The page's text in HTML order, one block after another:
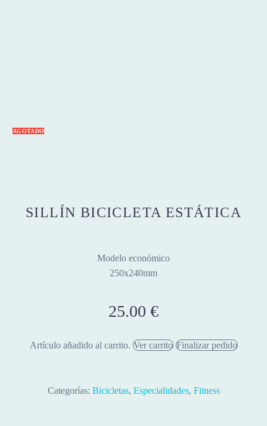
AGOTADO
SILLÍN BICICLETA ESTÁTICA
Modelo económico
250x240mm
25.00 €
Artículo añadido al carrito. Ver carrito Finalizar pedido
Categorías: Bicicletas, Especialidades, Fitness